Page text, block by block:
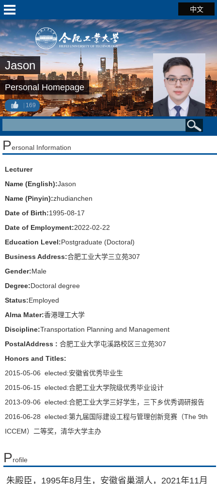
中文
Jason
Personal Homepage
169
Personal Information
Lecturer
Name (English):Jason
Name (Pinyin):zhudianchen
Date of Birth:1995-08-17
Date of Employment:2022-02-22
Education Level:Postgraduate (Doctoral)
Business Address:合肥工业大学三立苑307
Gender:Male
Degree:Doctoral degree
Status:Employed
Alma Mater:香港理工大学
Discipline:Transportation Planning and Management
PostalAddress : 合肥工业大学屯溪路校区三立苑307
Honors and Titles:
2015-05-06 elected:安徽省优秀毕业生
2015-06-15 elected:合肥工业大学院级优秀毕业设计
2013-09-06 elected:合肥工业大学三好学生，三下乡优秀调研报告
2016-06-28 elected:第九届国际建设工程与管理创新竞赛（The 9th
ICCEM）二等奖，清华大学主办
Profile
朱殿臣，1995年8月生，安徽省巢湖人，2021年11月